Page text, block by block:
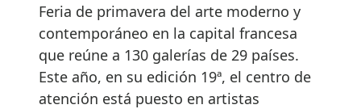
Feria de primavera del arte moderno y
contemporáneo en la capital francesa
que reúne a 130 galerías de 29 países.
Este año, en su edición 19ª, el centro de
atención está puesto en artistas